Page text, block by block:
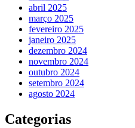
abril 2025
março 2025
fevereiro 2025
janeiro 2025
dezembro 2024
novembro 2024
outubro 2024
setembro 2024
agosto 2024
Categorias